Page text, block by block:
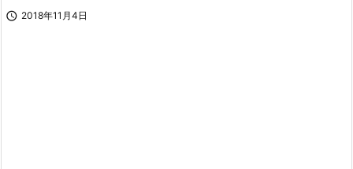
 2018年11月4日